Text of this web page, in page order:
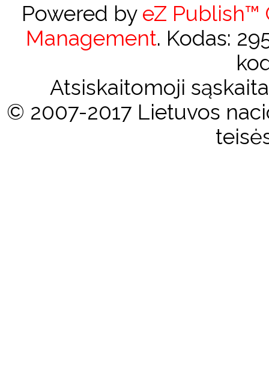
Powered by eZ Publish™
Management. Kodas:
Atsiskaitomoji
© 2007-2017 Lietuvos